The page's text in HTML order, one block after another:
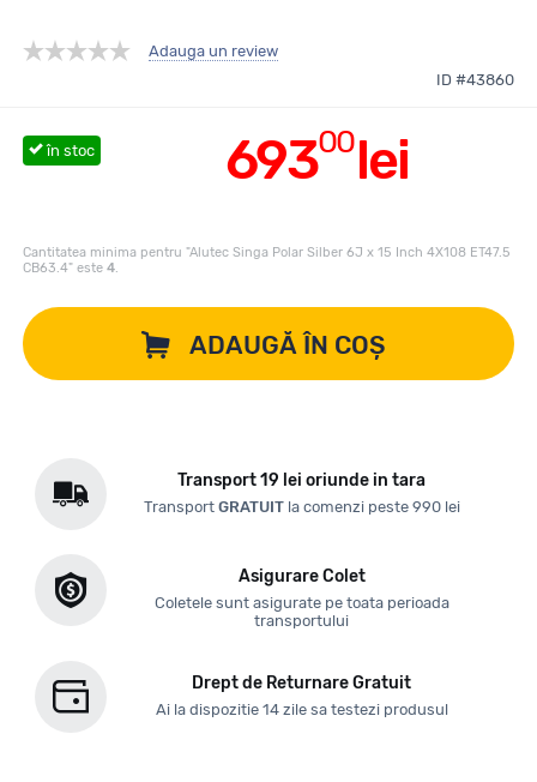
Adauga un review
ID #43860
69300lei
în stoc
Cantitatea minima pentru "Alutec Singa Polar Silber 6J x 15 Inch 4X108 ET47.5
CB63.4" este 4.
ADAUGĂ ÎN COȘ
Transport 19 lei oriunde in tara
Transport GRATUITla comenzi peste 990 lei
Asigurare Colet
Coletele sunt asigurate pe toata perioada
transportului
Drept de Returnare Gratuit
Ai la dispozitie 14 zile sa testezi produsul